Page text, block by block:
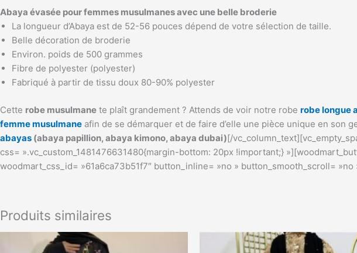
Abaya évasée pour femmes musulmanes avec une belle broderie
La longueur d’Abaya est de 52-56 pouces dépend de votre sélection de taille.
Belle décoration de broderie
Environ. poids de 500 grammes
Fibre de polyester (polyester)
Fabriqué à partir de tissu doux 80-90% polyester
Cette robe musulmane te plaît grandement ? Attends de voir notre robe robe longue
femme musulmane afin de se démarquer et de faire d’elle une pièce unique en son
abayas (abaya papillion, abaya kimono, abaya dubai)[/
css= ».vc_custom_1481476631480{margin-bottom: 20px !important;}
woodmart_css_id= »61a6ca73b51f7″ button_inline= »no » button_smooth_scroll=
Produits similaires